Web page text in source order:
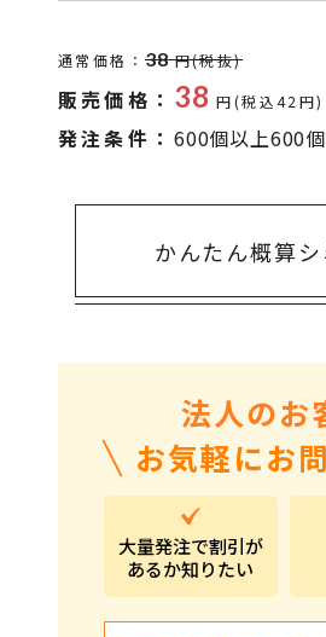
1,000～2,000円
2,000～3,000円
5,000円～
通常価格： 38 円(税抜)
販売価格： 38 円(税込42円)
発注条件： 600個以上600
かんたん概算
法人のお
お気軽にお
大量発注で割引が
あるか知りたい